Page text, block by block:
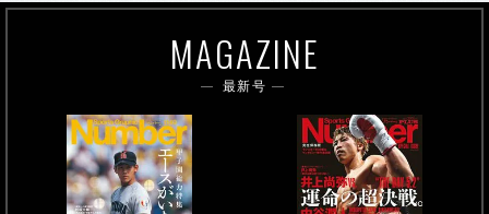
MAGAZINE
最新号